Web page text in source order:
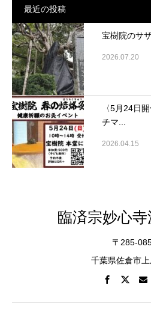
最近の投稿
宝樹院のサ
2026.07.20
〈5月24日
チマ...
2026.04.15
臨済宗妙心
〒285-
千葉県佐倉市上